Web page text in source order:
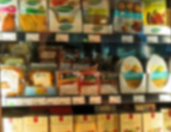
RODO
Galeria
Media o Nas
Aktualności